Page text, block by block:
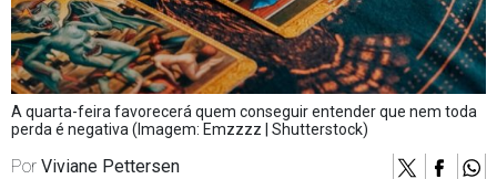
A quarta-feira favorecerá quem conseguir entender que nem toda
perda é negativa (Imagem: Emzzzz | Shutterstock)
Por Viviane Pettersen